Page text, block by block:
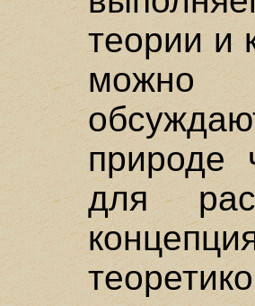
теории и
можно
природе
для